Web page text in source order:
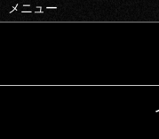
メニュー